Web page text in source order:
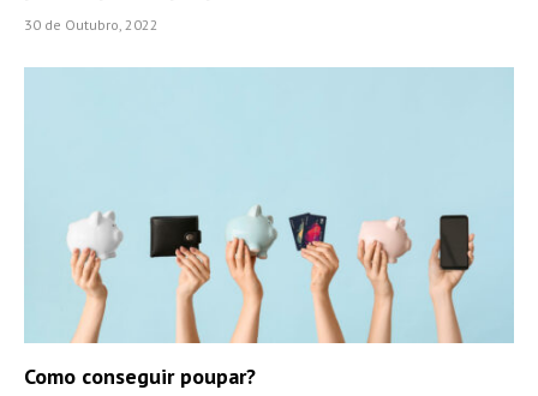
30 de Outubro, 2022
Como conseguir poupar?